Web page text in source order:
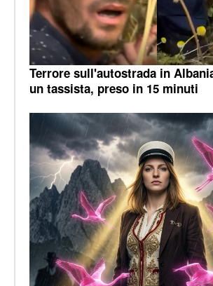
Terrore sull'autostrada in
un tassista, preso in 15 minuti